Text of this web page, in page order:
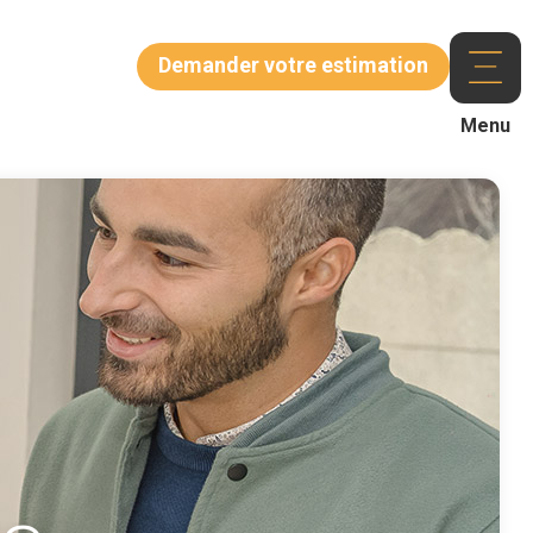
Demander votre estimation
Menu